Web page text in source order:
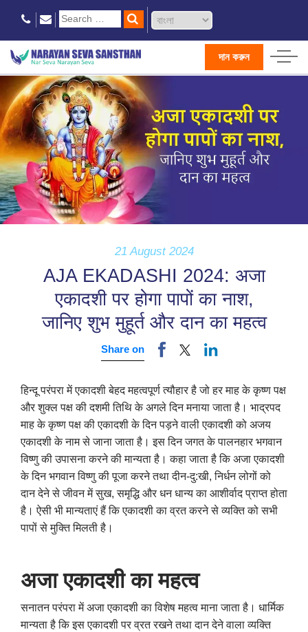
দান করুন
21 August 2024
AJA EKADASHI 2024: अजा
एकादशी पर होगा पापों का नाश,
जानिए शुभ मुहूर्त और दान का महत्व
Share on
हिन्दू परंपरा में एकादशी बेहद महत्वपूर्ण त्यौहार है जो हर माह के कृष्ण पक्ष
और शुक्ल पक्ष की दशमी तिथि के अगले दिन मनाया जाता है। भाद्रपद
माह के कृष्ण पक्ष की एकादशी के दिन पड़ने वाली एकादशी को अजय
एकादशी के नाम से जाना जाता है। इस दिन जगत के पालनहार भगवान
विष्णु की उपासना करने की मान्यता है। कहा जाता है कि अजा एकादशी
के दिन भगवान विष्णु की पूजा करने तथा दीन-दु:खी,निर्धन लोगों को
दान देने से जीवन में सुख,समृद्धि और धन धान्य का आशीर्वाद प्राप्त होता
है। ऐसी भी मान्यताएं हैं कि एकादशी का व्रत करने से व्यक्ति को सभी
पापों से मुक्ति मिलती है।
अजा एकादशी का महत्व
सनातन परंपरा में अजा एकादशी का विशेष महत्व माना जाता है। धार्मिक
मान्यता है कि इस एकादशी पर व्रत रखने तथा दान देने वाला व्यक्ति